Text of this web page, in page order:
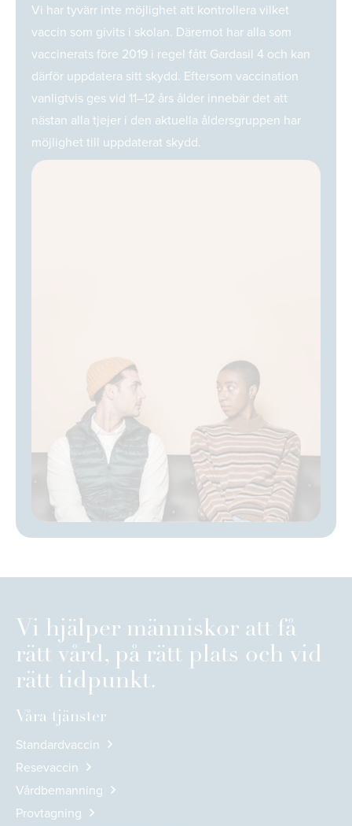
Vi har tyvärr inte möjlighet att kontrollera vilket
vaccin som givits i skolan. Däremot har alla som
vaccinerats före 2019 i regel fått Gardasil 4 och kan
därför uppdatera sitt skydd. Eftersom vaccination
vanligtvis ges vid 11–12 års ålder innebär det att
nästan alla tjejer i den aktuella åldersgruppen har
möjlighet till uppdaterat skydd.
Vi hjälper människor att få
rätt vård, på rätt plats och vid
rätt tidpunkt.
Våra tjänster
Standardvaccin
Resevaccin
Vårdbemanning
Provtagning